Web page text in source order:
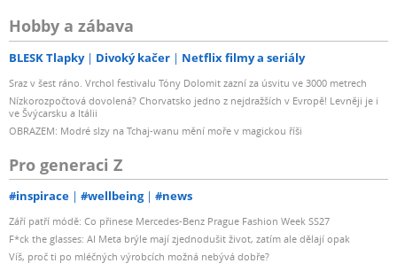
Hobby a zábava
BLESK Tlapky Divoký kačer Netflix filmy a seriály
Sraz v šest ráno. Vrchol festivalu Tóny Dolomit zazní za úsvitu ve 3000 metrech
Nízkorozpočtová dovolená? Chorvatsko jedno z nejdražších v Evropě! Levněji je i
ve Švýcarsku a Itálii
OBRAZEM: Modré slzy na Tchaj-wanu mění moře v magickou říši
Pro generaci Z
#inspirace #wellbeing #news
Září patří módě: Co přinese Mercedes-Benz Prague Fashion Week SS27
F*ck the glasses: AI Meta brýle mají zjednodušit život, zatím ale dělají opak
Víš, proč ti po mléčných výrobcích možná nebývá dobře?